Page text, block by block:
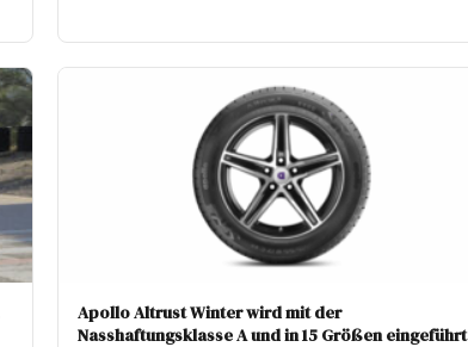
Apollo Altrust Winter wird mit der
Nasshaftungsklasse A und in 15 Größen eingeführt